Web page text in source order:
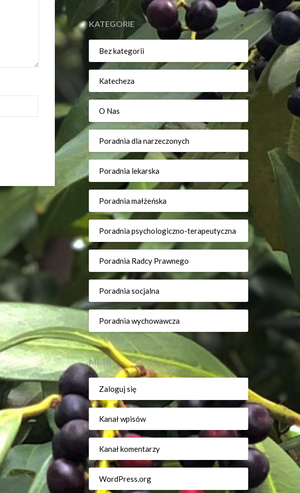
KATEGORIE
Bez kategorii
Katecheza
O Nas
Poradnia dla narzeczonych
Poradnia lekarska
Poradnia małżeńska
Poradnia psychologiczno-terapeutyczna
Poradnia Radcy Prawnego
Poradnia socjalna
Poradnia wychowawcza
META
Zaloguj się
Kanał wpisów
Kanał komentarzy
WordPress.org